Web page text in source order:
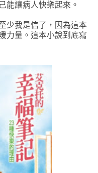
能讓病人快樂起來。
少我是信了，因為這本
力量。這本小說到底寫